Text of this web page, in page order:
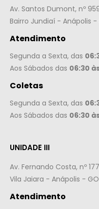
Av. Santos Dumont, nº
Bairro Jundiaí - Anápolis -
Atendimento
Segunda a Sexta, das
Aos Sábados das 06:30
Coletas
Segunda a Sexta, das
Aos Sábados das 06:30
UNIDADE III
Av. Fernando Costa, nº
Vila Jaiara - Anápolis -
Atendimento